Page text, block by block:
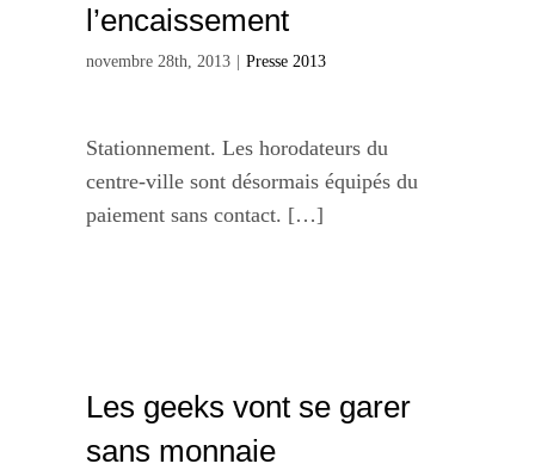
l’encaissement
novembre 28th, 2013 | Presse 2013
Stationnement. Les horodateurs du
centre-ville sont désormais équipés du
paiement sans contact. […]
Les geeks vont se garer
sans monnaie